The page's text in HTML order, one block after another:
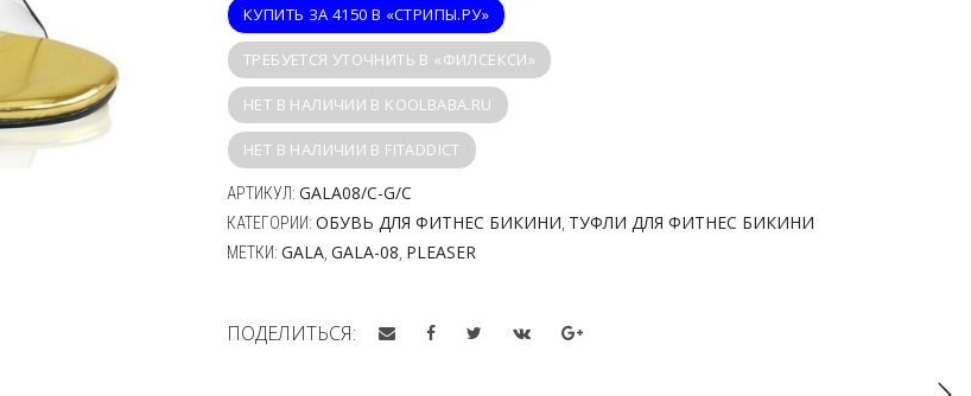
КУПИТЬ ЗА 4150 В «СТРИПЫ.РУ»
ТРЕБУЕТСЯ УТОЧНИТЬ В «ФИЛСЕКСИ»
НЕТ В НАЛИЧИИ В KOOLBABA.RU
НЕТ В НАЛИЧИИ В FITADDICT
АРТИКУЛ: GALA08/C-G/C
КАТЕГОРИИ: ОБУВЬ ДЛЯ ФИТНЕС БИКИНИ ТУФЛИ ДЛЯ ФИТНЕС БИКИНИ
МЕТКИ: GALA GALA-08 PLEASER
ПОДЕЛИТЬСЯ: